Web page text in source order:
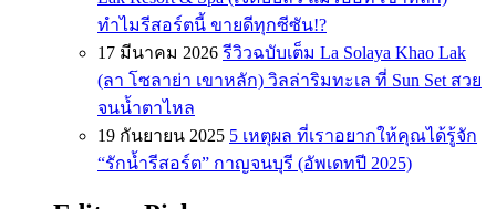
ทำไมรีสอร์ตนี้ ขายดีทุกซีซัน!?
17 มีนาคม 2026 รีวิวฉบับเต็ม La Solaya Khao Lak
(ลา โซลาย่า เขาหลัก) วิลล่าริมทะเล ที่ Sun Set สวย
จนน้ำตาไหล
19 กันยายน 2025 5 เหตุผล ที่เราอยากให้คุณได้รู้จัก
“รักน้ำรีสอร์ต” กาญจนบุรี (อัพเดทปี 2025)